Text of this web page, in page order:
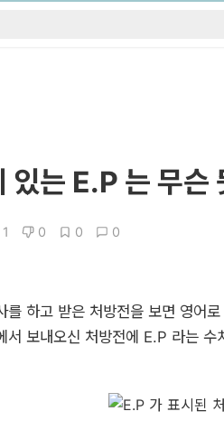
있는 E.P 는 무슨
1 0 0 0
를 하고 받은 처방전을 보면 영어
서 보내오신 처방전에 E.P 라는 수